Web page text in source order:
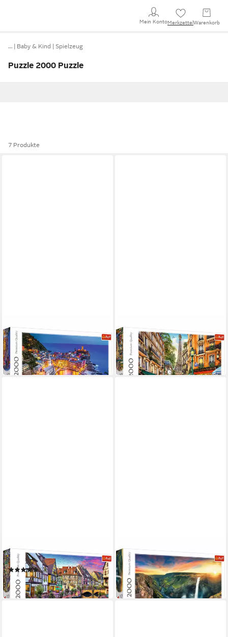
Mein KontoMerkzettel Warenkorb
… Baby & Kind Spielzeug
Puzzle 2000 Puzzle
7 Produkte
Puzzle Vernazza in der
Dämmerung
ab 20,31 €
in 2-3 Werktagen bei dir
Puzzle Nachmittag in Paris
ab 20,31 €
in 2-3 Werktagen bei dir
Puzzle Colmar
(1)
ab 20,31 €
in 2-3 Werktagen bei dir
Puzzle Haifoss Wasserfall
ab 20,31 €
in 2-3 Werktagen bei dir